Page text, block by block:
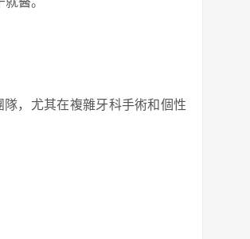
，尤其在複雜牙科手術和個性